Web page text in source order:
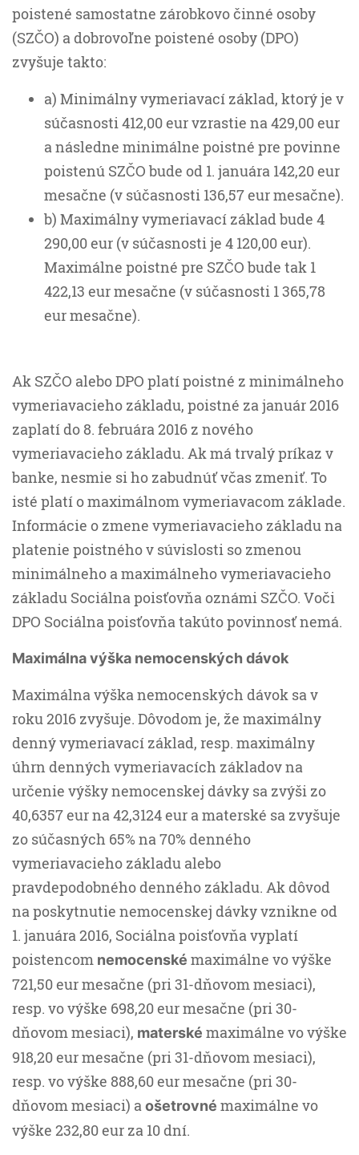
poistené samostatne zárobkovo činné osoby
(SZČO) a dobrovoľne poistené osoby (DPO)
zvyšuje takto:
a) Minimálny vymeriavací základ, ktorý je v
súčasnosti 412,00 eur vzrastie na 429,00 eur
a následne minimálne poistné pre povinne
poistenú SZČO bude od 1. januára 142,20 eur
mesačne (v súčasnosti 136,57 eur mesačne).
b) Maximálny vymeriavací základ bude 4
290,00 eur (v súčasnosti je 4 120,00 eur).
Maximálne poistné pre SZČO bude tak 1
422,13 eur mesačne (v súčasnosti 1 365,78
eur mesačne).
Ak SZČO alebo DPO platí poistné z minimálneho
vymeriavacieho základu, poistné za január 2016
zaplatí do 8. februára 2016 z nového
vymeriavacieho základu. Ak má trvalý príkaz v
banke, nesmie si ho zabudnúť včas zmeniť. To
isté platí o maximálnom vymeriavacom základe.
Informácie o zmene vymeriavacieho základu na
platenie poistného v súvislosti so zmenou
minimálneho a maximálneho vymeriavacieho
základu Sociálna poisťovňa oznámi SZČO. Voči
DPO Sociálna poisťovňa takúto povinnosť nemá.
Maximálna výška nemocenských dávok
Maximálna výška nemocenských dávok sa v
roku 2016 zvyšuje. Dôvodom je, že maximálny
denný vymeriavací základ, resp. maximálny
úhrn denných vymeriavacích základov na
určenie výšky nemocenskej dávky sa zvýši zo
40,6357 eur na 42,3124 eur a materské sa zvyšuje
zo súčasných 65% na 70% denného
vymeriavacieho základu alebo
pravdepodobného denného základu. Ak dôvod
na poskytnutie nemocenskej dávky vznikne od
1. januára 2016, Sociálna poisťovňa vyplatí
poistencom nemocenské maximálne vo výške
721,50 eur mesačne (pri 31-dňovom mesiaci),
resp. vo výške 698,20 eur mesačne (pri 30-
dňovom mesiaci), materské maximálne vo výške
918,20 eur mesačne (pri 31-dňovom mesiaci),
resp. vo výške 888,60 eur mesačne (pri 30-
dňovom mesiaci) aošetrovné maximálne vo
výške 232,80 eur za 10 dní.